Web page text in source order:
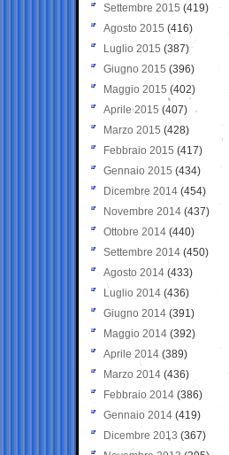
Settembre 2015 (419)
Agosto 2015 (416)
Luglio 2015 (387)
Giugno 2015 (396)
Maggio 2015 (402)
Aprile 2015 (407)
Marzo 2015 (428)
Febbraio 2015 (417)
Gennaio 2015 (434)
Dicembre 2014 (454)
Novembre 2014 (437)
Ottobre 2014 (440)
Settembre 2014 (450)
Agosto 2014 (433)
Luglio 2014 (436)
Giugno 2014 (391)
Maggio 2014 (392)
Aprile 2014 (389)
Marzo 2014 (436)
Febbraio 2014 (386)
Gennaio 2014 (419)
Dicembre 2013 (367)